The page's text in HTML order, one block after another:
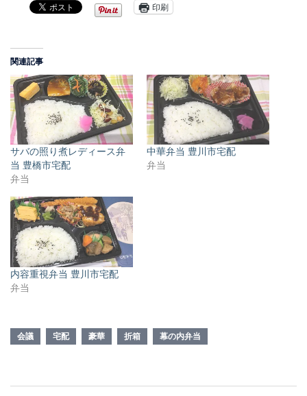
印刷
関連記事
サバの照り煮レディース弁
当 豊橋市宅配
弁当
中華弁当 豊川市宅配
弁当
内容重視弁当 豊川市宅配
弁当
会議 宅配 豪華 折箱 幕の内弁当